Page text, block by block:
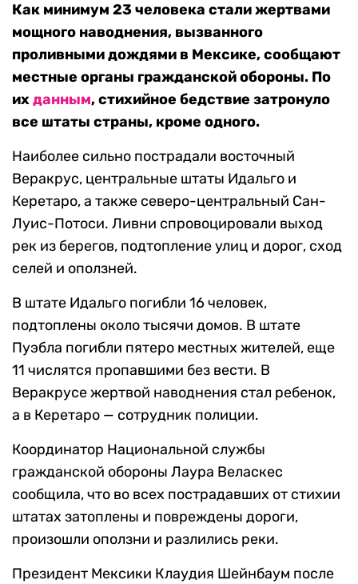
Как минимум 23 человека стали жертвами
мощного наводнения, вызванного
проливными дождями в Мексике, сообщают
местные органы гражданской обороны. По
ихданным, стихийное бедствие затронуло
все штаты страны, кроме одного.
Наиболее сильно пострадали восточный
Веракрус, центральные штаты Идальго и
Керетаро, а также северо-центральный Сан-
Луис-Потоси. Ливни спровоцировали выход
рек из берегов, подтопление улиц и дорог, сход
селей и оползней.
В штате Идальго погибли 16 человек,
подтоплены около тысячи домов. В штате
Пуэбла погибли пятеро местных жителей, еще
11 числятся пропавшими без вести. В
Веракрусе жертвой наводнения стал ребенок,
а в Керетаро — сотрудник полиции.
Координатор Национальной службы
гражданской обороны Лаура Веласкес
сообщила, что во всех пострадавших от стихии
штатах затоплены и повреждены дороги,
произошли оползни и разлились реки.
Президент Мексики Клаудия Шейнбаум после